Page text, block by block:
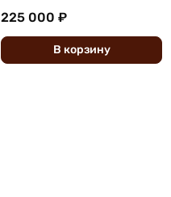
225 000 ₽
В корзину